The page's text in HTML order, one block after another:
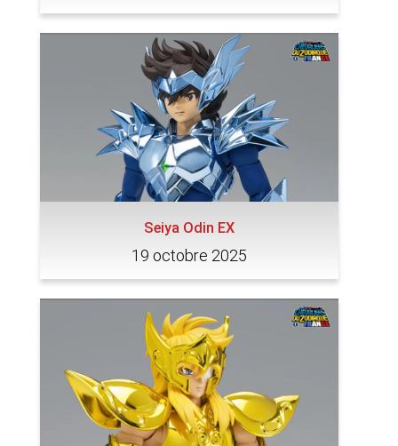
Seiya Odin EX
19 octobre 2025